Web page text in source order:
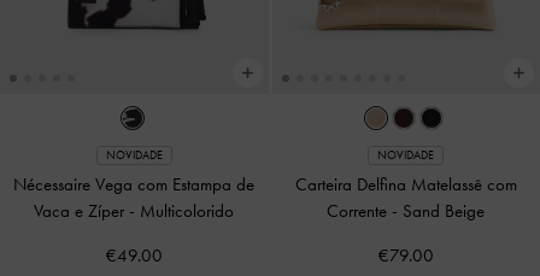
NOVIDADE
Nécessaire Vega com Estampa de
Vaca e Zíper - Multicolorido
€49.00
NOVIDADE
Carteira Delfina Matelassê com
Corrente - Sand Beige
€79.00